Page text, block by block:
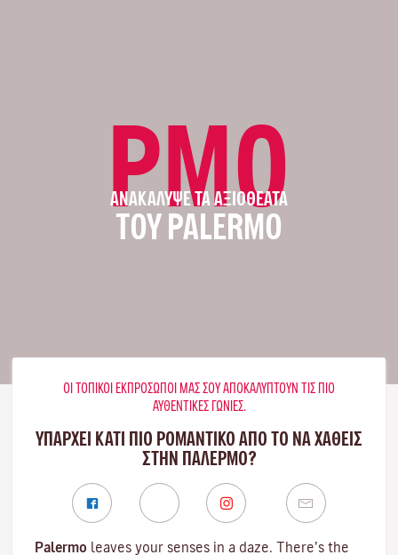
PMO
ΑΝΑΚΆΛΥΨΕ ΤΑ ΑΞΙΟΘΈΑΤΑ
ΤΟΥ PALERMO
ΟΙ ΤΟΠΙΚΟΊ ΕΚΠΡΌΣΩΠΟΊ ΜΑΣ ΣΟΥ ΑΠΟΚΑΛΎΠΤΟΥΝ ΤΙΣ ΠΙΟ
ΑΥΘΕΝΤΙΚΈΣ ΓΩΝΙΈΣ.
ΥΠΑΡΧΕΙ ΚΑΤΙ ΠΙΟ ΡΟΜΑΝΤΙΚΟ ΑΠΟ ΤΟ ΝΑ ΧΑΘΕΙΣ
ΣΤΗΝ ΠΑΛΈΡΜΟ?
Palermo leaves your senses in a daze. There’s the